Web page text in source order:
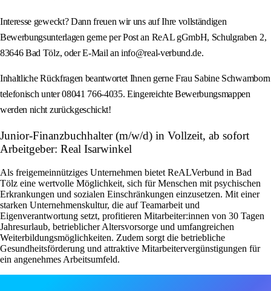
Interesse geweckt? Dann freuen wir uns auf Ihre vollständigen
Bewerbungsunterlagen gerne per Post an ReAL gGmbH, Schulgraben 2,
83646 Bad Tölz, oder E-Mail an info@real-verbund.de.
Inhaltliche Rückfragen beantwortet Ihnen gerne Frau Sabine Schwamborn
telefonisch unter 08041 766-4035. Eingereichte Bewerbungsmappen
werden nicht zurückgeschickt!
Junior-Finanzbuchhalter (m/w/d) in Vollzeit, ab sofort
Arbeitgeber: Real Isarwinkel
Als freigemeinnütziges Unternehmen bietet ReALVerbund in Bad
Tölz eine wertvolle Möglichkeit, sich für Menschen mit psychischen
Erkrankungen und sozialen Einschränkungen einzusetzen. Mit einer
starken Unternehmenskultur, die auf Teamarbeit und
Eigenverantwortung setzt, profitieren Mitarbeiter:innen von 30 Tagen
Jahresurlaub, betrieblicher Altersvorsorge und umfangreichen
Weiterbildungsmöglichkeiten. Zudem sorgt die betriebliche
Gesundheitsförderung und attraktive Mitarbeitervergünstigungen für
ein angenehmes Arbeitsumfeld.